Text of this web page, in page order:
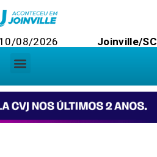
10/08/2026 Joinville/SC